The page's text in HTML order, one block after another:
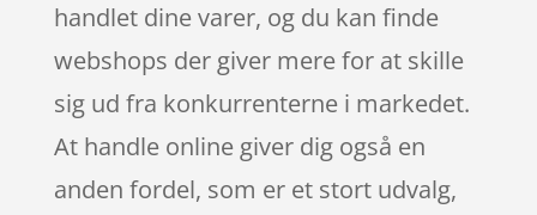
handlet dine varer, og du kan finde
webshops der giver mere for at skille
sig ud fra konkurrenterne i markedet.
At handle online giver dig også en
anden fordel, som er et stort udvalg,